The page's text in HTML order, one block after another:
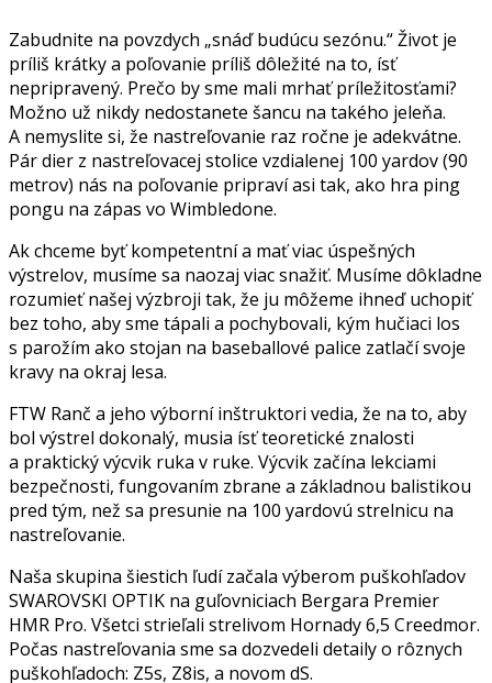
Zabudnite na povzdych „snáď budúcu sezónu.“ Život je
príliš krátky a poľovanie príliš dôležité na to, ísť
nepripravený. Prečo by sme mali mrhať príležitosťami?
Možno už nikdy nedostanete šancu na takého jeleňa.
A nemyslite si, že nastreľovanie raz ročne je adekvátne.
Pár dier z nastreľovacej stolice vzdialenej 100 yardov (90
metrov) nás na poľovanie pripraví asi tak, ako hra ping
pongu na zápas vo Wimbledone.
Ak chceme byť kompetentní a mať viac úspešných
výstrelov, musíme sa naozaj viac snažiť. Musíme dôkladne
rozumieť našej výzbroji tak, že ju môžeme ihneď uchopiť
bez toho, aby sme tápali a pochybovali, kým hučiaci los
s parožím ako stojan na baseballové palice zatlačí svoje
kravy na okraj lesa.
FTW Ranč a jeho výborní inštruktori vedia, že na to, aby
bol výstrel dokonalý, musia ísť teoretické znalosti
a praktický výcvik ruka v ruke. Výcvik začína lekciami
bezpečnosti, fungovaním zbrane a základnou balistikou
pred tým, než sa presunie na 100 yardovú strelnicu na
nastreľovanie.
Naša skupina šiestich ľudí začala výberom puškohľadov
SWAROVSKI OPTIK na guľovniciach Bergara Premier
HMR Pro. Všetci strieľali strelivom Hornady 6,5 Creedmor.
Počas nastreľovania sme sa dozvedeli detaily o rôznych
puškohľadoch: Z5s, Z8is, a novom dS.